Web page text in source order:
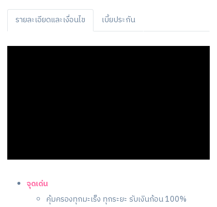
รายละเอียดและเงื่อนไข เบี้ยประกัน
จุดเด่น
คุ้มครองทุกมะเร็ง ทุกระยะ รับเงินก้อน 100%